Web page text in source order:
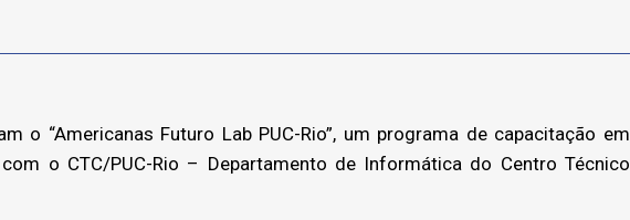
o “Americanas Futuro Lab PUC-Rio”, um programa de capacitação em
o CTC/PUC-Rio – Departamento de Informática do Centro Técnico